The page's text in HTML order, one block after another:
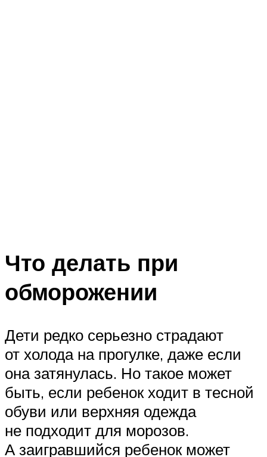
Что делать при
обморожении
Дети редко серьезно страдают
от холода на прогулке, даже если
она затянулась. Но такое может
быть, если ребенок ходит в тесной
обуви или верхняя одежда
не подходит для морозов.
А заигравшийся ребенок может